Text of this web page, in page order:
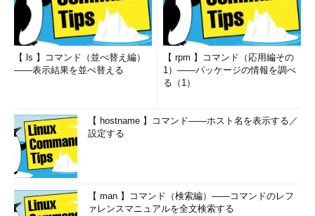
【 ls 】コマンド（並べ替え編）
――表示結果を並べ替える
【 rpm 】コマンド（応用編その
1）――パッケージの情報を調べ
る（1）
【 hostname 】コマンド――ホスト名を表示する／
設定する
【 man 】コマンド（検索編）――コマンドのレフ
ァレンスマニュアルを全文検索する